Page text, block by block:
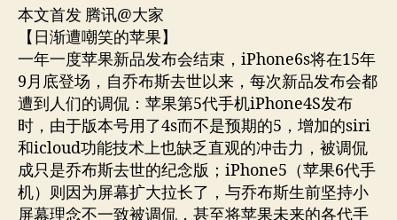
者
本文首发 腾讯@大家
【日渐遭嘲笑的苹果】
一年一度苹果新品发布会结束，iPhone6s将在15年
9月底登场，自乔布斯去世以来，每次新品发布会都
遭到人们的调侃：苹果第5代手机iPhone4S发布
时，由于版本号用了4s而不是预期的5，增加的siri
和icloud功能技术上也缺乏直观的冲击力，被调侃
成只是乔布斯去世的纪念版；iPhone5（苹果6代手
机）则因为屏幕扩大拉长了，与乔布斯生前坚持小
屏幕理念不一致被调侃，甚至将苹果未来的各代手